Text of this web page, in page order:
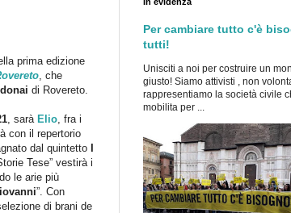
prima edizione
, che
di Rovereto.
, sarà Elio , fra i
con il repertorio
dal quintetto
Tese” vestirà i
le arie più
”. Con
di brani de
Per cambiare tutto c'è
tutti!
Unisciti a noi per costruire un
giusto! Siamo attivisti , non
rappresentiamo la società civile
mobilita per ...